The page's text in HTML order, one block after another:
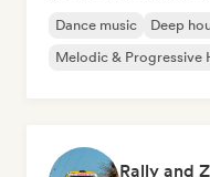
Dance music Deep
Melodic & Progressive